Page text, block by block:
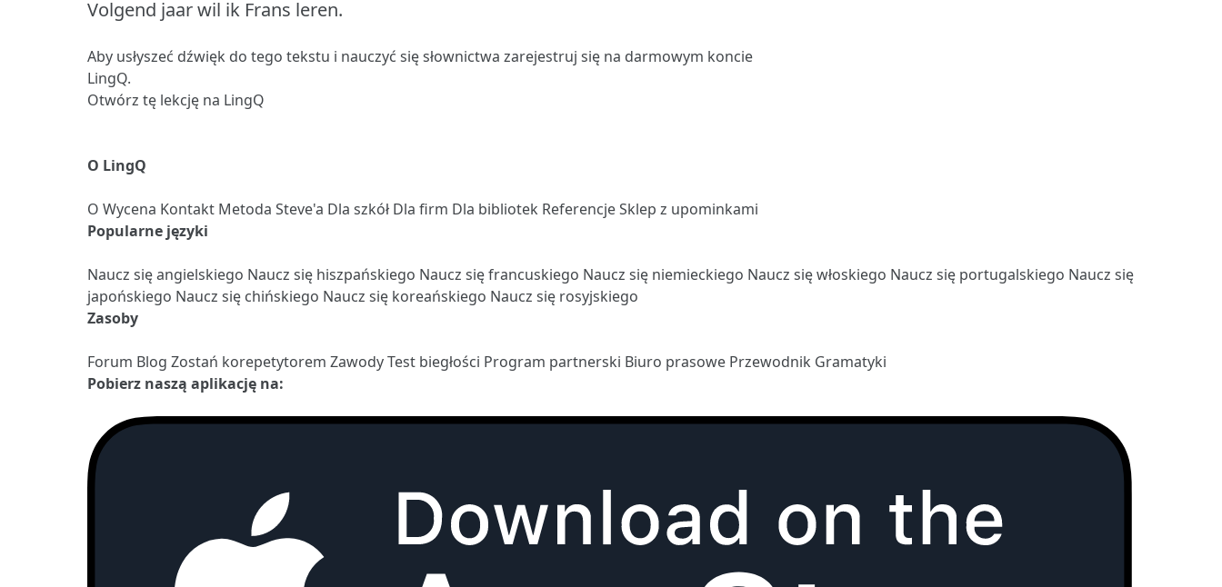
Volgend jaar wil ik Frans leren.
Aby usłyszeć dźwięk do tego tekstu i nauczyć się słownictwa zarejestruj się na darmowym koncie
LingQ.
Otwórz tę lekcję na LingQ
O LingQ
O Wycena Kontakt Metoda Steve'a Dla szkół Dla firm Dla bibliotek ReferencjeSklep z upominkami
Popularne języki
Naucz się angielskiego Naucz się hiszpańskiego Naucz się francuskiego Naucz się niemieckiego Naucz się włoskiego Naucz się portugalskiego Naucz się
japońskiego Naucz się chińskiego Naucz się koreańskiego Naucz się rosyjskiego
Zasoby
Forum Blog Zostań korepetytorem ZawodyTest biegłości Program partnerski Biuro prasowe Przewodnik Gramatyki
Pobierz naszą aplikację na: